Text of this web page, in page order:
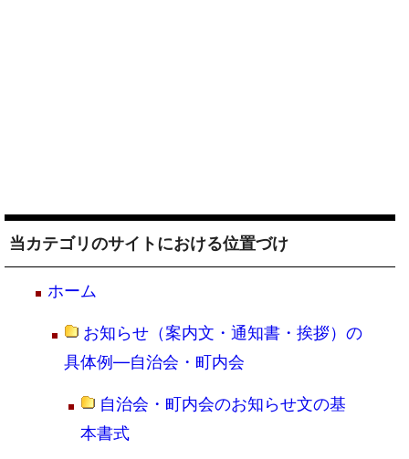
当カテゴリのサイトにおける位置づけ
ホーム
お知らせ（案内文・通知書・挨拶）の
具体例―自治会・町内会
自治会・町内会のお知らせ文の基
本書式